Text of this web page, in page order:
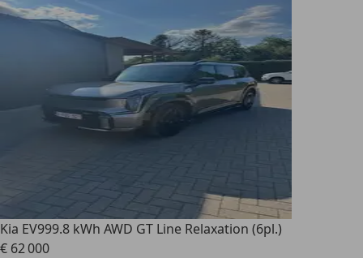
Kia EV999.8 kWh AWD GT Line Relaxation (6pl.)
€ 62 000